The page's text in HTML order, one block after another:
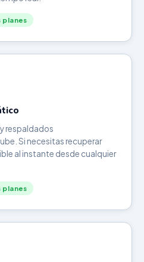
planes
respaldados
Si necesitas recuperar
al instante desde cualquier
planes